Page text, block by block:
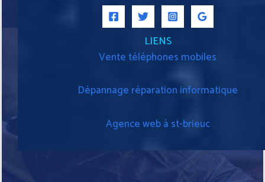
LIENS
Vente téléphones mobiles
Dépannage réparation informatique
Agence web à st-brieuc